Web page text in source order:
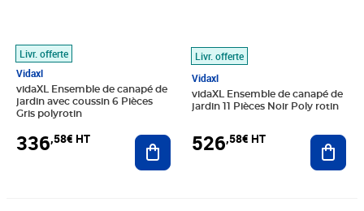
Livr. offerte
Vidaxl
vidaXL Ensemble de canapé de
jardin avec coussin 6 Pièces
Gris polyrotin
336,58€ HT Ajouter au panier
Livr. offerte
Vidaxl
vidaXL Ensemble de canapé de
jardin 11 Pièces Noir Poly rotin
526,58€ HT